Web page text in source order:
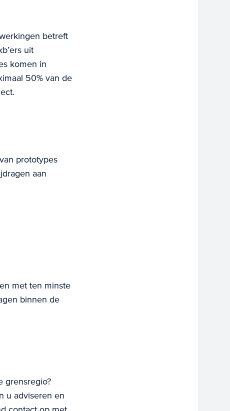
betreft
uit
komen in
50% van de
prototypes
aan
met ten minste
binnen de
grensregio?
u adviseren en